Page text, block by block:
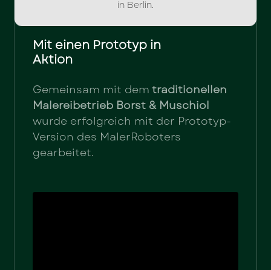
in Berlin.
Mit einen Prototyp in
Aktion
Gemeinsam mit demtraditionellen
Malereibetrieb Borst & Muschiol
wurde erfolgreich mit der Prototyp-
Version des MalerRoboters
gearbeitet.